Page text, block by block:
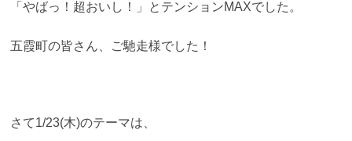
「やばっ！超おいし！」とテンションMAXでした。
五霞町の皆さん、ご馳走様でした！
さて1/23(木)のテーマは、